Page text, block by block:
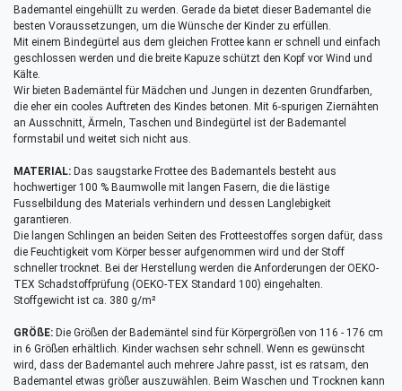
Bademantel eingehüllt zu werden. Gerade da bietet dieser Bademantel die
besten Voraussetzungen, um die Wünsche der Kinder zu erfüllen.
Mit einem Bindegürtel aus dem gleichen Frottee kann er schnell und einfach
geschlossen werden und die breite Kapuze schützt den Kopf vor Wind und
Kälte.
Wir bieten Bademäntel für Mädchen und Jungen in dezenten Grundfarben,
die eher ein cooles Auftreten des Kindes betonen. Mit 6-spurigen Ziernähten
an Ausschnitt, Ärmeln, Taschen und Bindegürtel ist der Bademantel
formstabil und weitet sich nicht aus.
MATERIAL: Das saugstarke Frottee des Bademantels besteht aus
hochwertiger 100 % Baumwolle mit langen Fasern, die die lästige
Fusselbildung des Materials verhindern und dessen Langlebigkeit
garantieren.
Die langen Schlingen an beiden Seiten des Frotteestoffes sorgen dafür, dass
die Feuchtigkeit vom Körper besser aufgenommen wird und der Stoff
schneller trocknet. Bei der Herstellung werden die Anforderungen der OEKO-
TEX Schadstoffprüfung (OEKO-TEX Standard 100) eingehalten.
Stoffgewicht ist ca. 380 g/m²
GRÖßE: Die Größen der Bademäntel sind für Körpergrößen von 116 - 176 cm
in 6 Größen erhältlich. Kinder wachsen sehr schnell. Wenn es gewünscht
wird, dass der Bademantel auch mehrere Jahre passt, ist es ratsam, den
Bademantel etwas größer auszuwählen. Beim Waschen und Trocknen kann